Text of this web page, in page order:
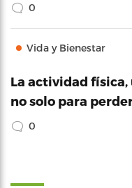
0
Vida y Bienestar
La actividad
no solo para
0